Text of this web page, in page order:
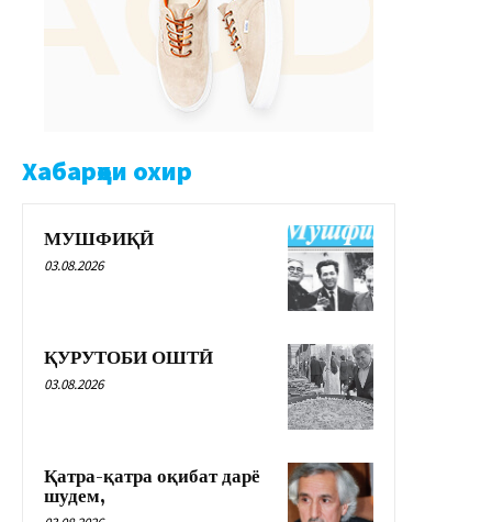
Хабарҳои охир
МУШФИҚӢ
03.08.2026
ҚУРУТОБИ ОШТӢ
03.08.2026
Қатра-қатра оқибат дарё
шудем,